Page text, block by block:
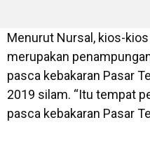
Menurut Nursal, kios-
merupakan
pasca kebakaran Pasar
2019 silam. “Itu tempat
pasca kebakaran Pasar